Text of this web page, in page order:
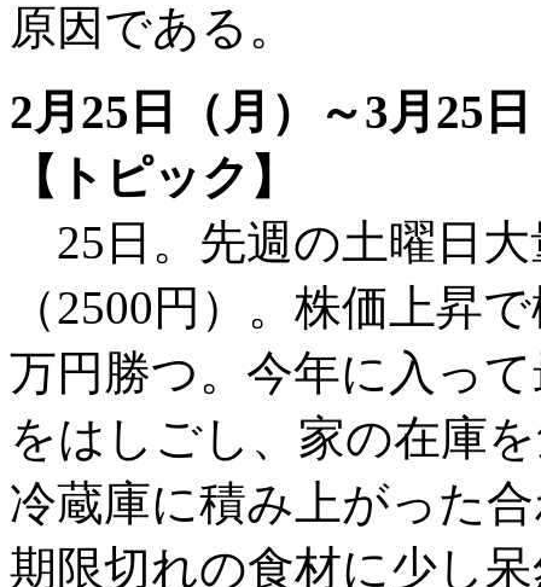
原因である。
2月25日（月）～3月25
【トピック】
25日。先週の土曜日
（2500円）。株価上昇
万円勝つ。今年に入っ
をはしごし、家の在庫
冷蔵庫に積み上がった
期限切れの食材に少し